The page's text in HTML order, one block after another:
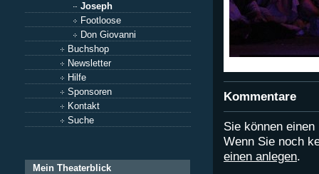
Joseph
Footloose
Don Giovanni
Buchshop
Newsletter
Hilfe
Sponsoren
Kontakt
Suche
Mein Theaterblick
Kommentare
Sie können
Wenn Sie noch
einen anlegen.